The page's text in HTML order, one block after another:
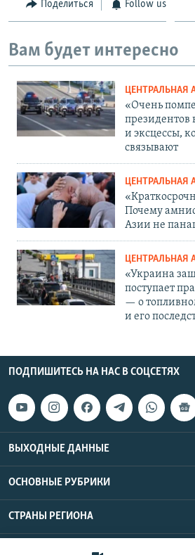
Поделиться Follow us
Вам будет интересно
ЦЕНТРАЛЬНАЯ
«Очень
президентов
и эксцессы,
связывают
ЦЕНТРАЛЬНАЯ
Почему
Азии не
ЦЕНТРАЛЬНАЯ
«Украина
поступает
— о
и его
ПОДПИШИТЕСЬ НА НАС В СОЦСЕТЯХ
ВЫХОДНЫЕ ДАННЫЕ
ОСНОВНЫЕ РУБРИКИ
СТРАНЫ РЕГИОНА